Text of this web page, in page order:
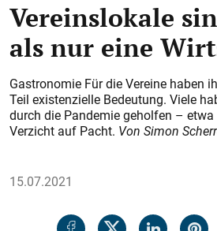
Vereinslokale
als nur eine
Gastronomie Für die Vereine haben
Teil existenzielle Bedeutung. Viele
durch die Pandemie geholfen –
Verzicht auf Pacht. Von Simon
15.07.2021